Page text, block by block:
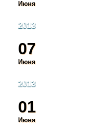
Июня
2013
07
Июня
2013
01
Июня